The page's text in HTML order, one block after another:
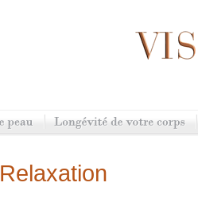
Relaxation